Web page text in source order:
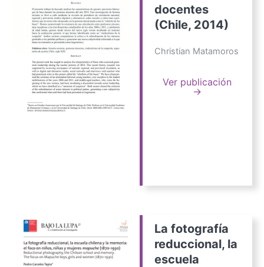
docentes
(Chile, 2014)
Christian Matamoros
Ver publicación
→
La fotografía
reduccional, la
escuela